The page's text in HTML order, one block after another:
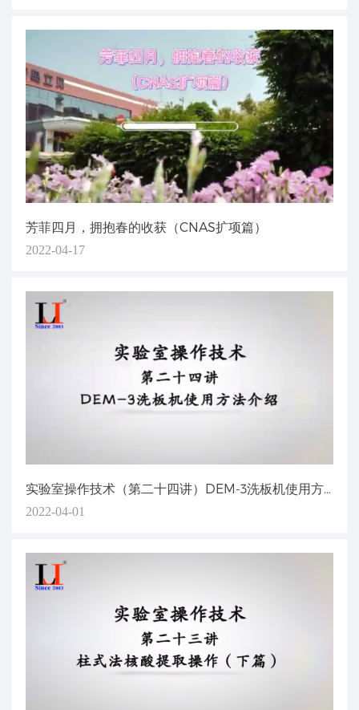
芳菲四月，拥抱春的收获（CNAS扩项篇）
2022-04-17
2022-04-01